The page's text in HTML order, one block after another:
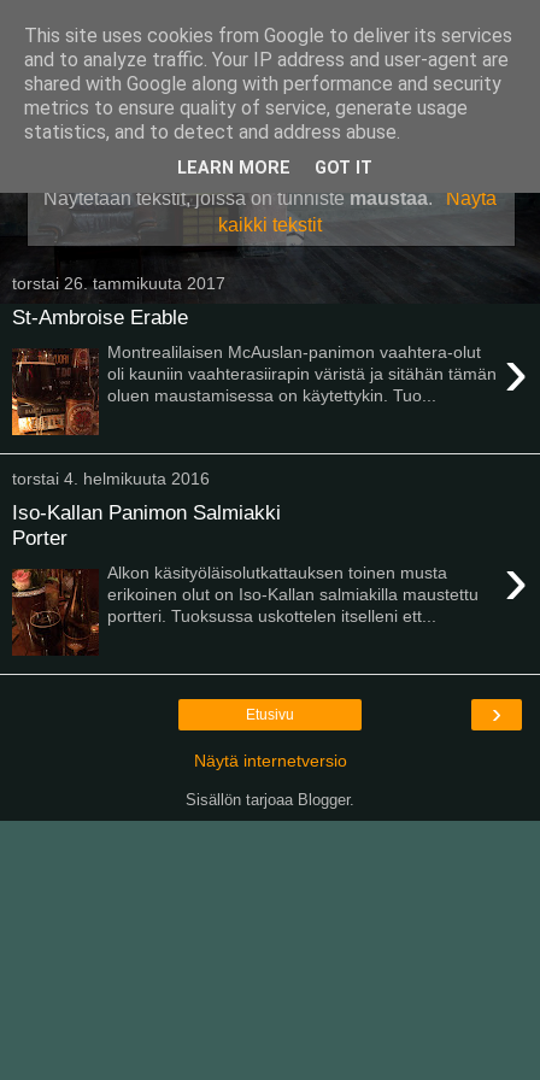
Pullollinen
Näytetään tekstit, joissa on tunniste maustaa.
Näytä
kaikki tekstit
torstai 26. tammikuuta 2017
St-Ambroise Erable
›
Montrealilaisen McAuslan-panimon vaahtera-olut
oli kauniin vaahterasiirapin väristä ja sitähän tämän
oluen maustamisessa on käytettykin. Tuo...
torstai 4. helmikuuta 2016
Iso-Kallan Panimon Salmiakki
Porter
›
Alkon käsityöläisolutkattauksen toinen musta
erikoinen olut on Iso-Kallan salmiakilla maustettu
portteri. Tuoksussa uskottelen itselleni ett...
›
Etusivu
Näytä internetversio
Sisällön tarjoaa Blogger.
This site uses cookies from Google to deliver its services
and to analyze traffic. Your IP address and user-agent are
shared with Google along with performance and security
metrics to ensure quality of service, generate usage
statistics, and to detect and address abuse.
LEARN MORE GOT IT